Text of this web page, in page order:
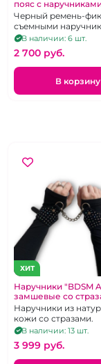
пояс с
Черный ремень-
съемными
натуральной кожи с
металлической
В наличии: 6 шт.
2 700 pуб.
В корзину
ХИТ
Наручники "BDSM
замшевые со
Наручники из
кожи со стразами.
В наличии: 13 шт.
3 999 pуб.